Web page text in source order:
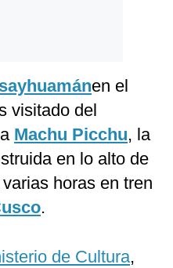
en el
visitado del
Machu Picchu, la
en lo alto de
horas en tren
.
de Cultura,